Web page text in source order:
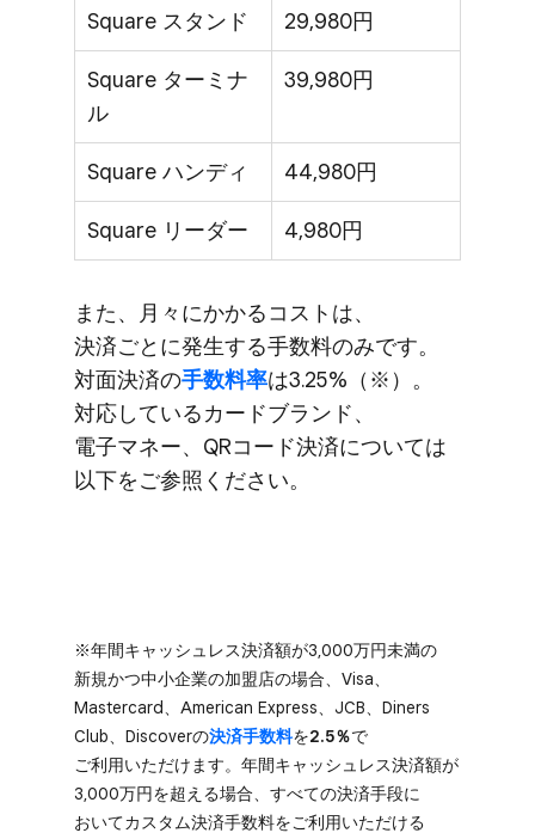
Square スタンド 29,980円
Square ターミナ
ル
39,980円
Square ハンディ 44,980円
Square リーダー 4,980円
また、​月々に​かかる​コストは、​
決済ごとに​発生する​手数料のみです。​
対面決済の​手数料率は​3.25%​（※）。​
対応している​カードブランド、​
電子マネー、​QRコード決済に​ついては​
以下を​ご参照ください。
※年間キャッシュレス決済額が​3,000万円未満の​
新規かつ中小企業の​加盟店の​場合、​Visa、​
Mastercard、​American Express、​JCB、​Diners
Club、​Discoverの​決済手数料を​2.5％で​
ご利用いただけます。​年間キャッシュレス決済額が​
3,000万円を​超える​場合、​すべての​決済手段に​
おいて​カスタム決済手数料を​ご利用いただける​